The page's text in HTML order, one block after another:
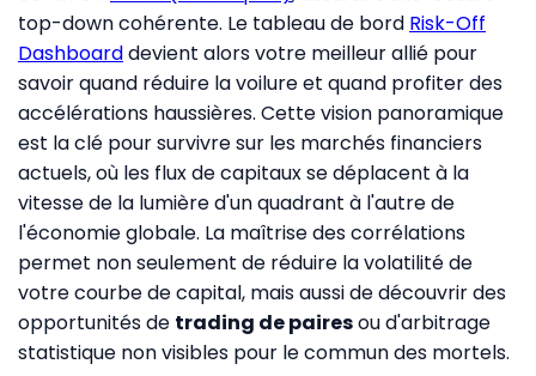
top-down cohérente. Le tableau de bord Risk-Off
Dashboarddevient alors votre meilleur allié pour
savoir quand réduire la voilure et quand profiter des
accélérations haussières. Cette vision panoramique
est la clé pour survivre sur les marchés financiers
actuels, où les flux de capitaux se déplacent à la
vitesse de la lumière d'un quadrant à l'autre de
l'économie globale. La maîtrise des corrélations
permet non seulement de réduire la volatilité de
votre courbe de capital, mais aussi de découvrir des
opportunités de trading de pairesou d'arbitrage
statistique non visibles pour le commun des mortels.